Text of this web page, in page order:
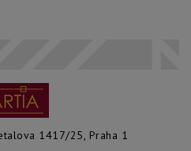
1417/25, Praha 1